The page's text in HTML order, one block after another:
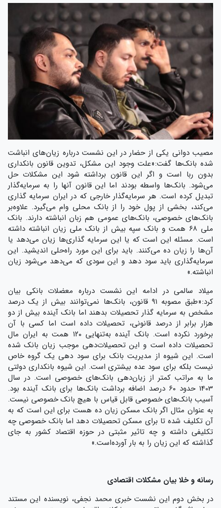
مصیب دوانی یکی از حضار در این نشست درباره زیان‌های انباشت
شده بانک‌ها گفت:«علت وجود این مشکل، تدوین قانون بانکداری
بدون ربا است و اگر این قانون برداشته شود این مشکلات حل
می‌شود.‌ بانک‌ها واسطه بودند اما این قانون آنها را به سرمایه‌گذار
تبدیل کرده است. هر سرمایه‌گذار خارجی که در ایران سرمایه گذاری
می‌کند، بخشی از پول خود را از بانک محلی وام می‌گیرد. علاوه‌بر
بانک‌های خصوصی، بانک‌های عمومی هم زبان انباشته دارند. بانک
ملی ۶۸ همت و بانک سپه بیش از بانک ملی زیان انباشته داشته
است. مسئله این است که یا این سرمایه گذاری‌ها زیان می‌دهد یا
آن‌ها را زیان ده می‌کنند. باید برای این مورد راه‌حلی اندیشید. این
سرمایه‌گذاری باید سود دهد و این سودی که می‌دهد می‌شود زیان
انباشته.»
میلاد سالمی در ادامه این نشست درباره معضلات بانکی بیان
کرد:«طبق مصوبه ۹۱ قانون، بانک‌ها نمی‌توانند بیش از یک درصد
مشخص به سرمایه گذار تحصیلات بدهند اما بانک آینده بیش از دو
هزار برابر از درصد قانونی، تحصیلات داده است اما کسی با آن
برخورد نکرده است. بانک آینده به‌تنهایی ۱۲۰ همت به ایران مال
تحصیلات داده است و این تحصیلات‌دهی موجب زیان بانک شده
است. این شیوه از مدیریت بانک برای سود دهی یک گروه خاص
نیست بلکه برای سود عده بیشتری است. این شیوه بانکداری دولتی
ما به مراتب کمتر از زیان‌دهی بانک‌های خصوصی است. در سال
1403 حدود ۶۰ درصد اضافه برداشت بانک‌ها برای بانک آینده بود.
آسیب بانک‌های خصوصی قابل قیاس با هیچ بانک خصوصی نیست.
به عنوان مثال اگر بانک مسکن زیان ده هست برای این است که به
آن تکلیف شده تا برای مسکن تحصیلات دهد اما بانک خصوصی چه
تکلیفی داشته و چه تاثیر مثبتی در حوزه اقتصاد کشور به جای
گذاشته که این زیان را به بار آورده‌است.»
رسانه و خلا بیان مشکلات اقتصادی
در بخش دوم این نشست خبری محمد نجفی، نویسنده این مستند